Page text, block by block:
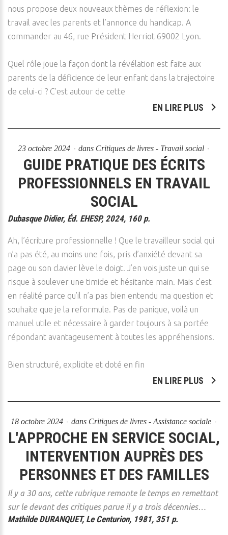
nous propose deux nouveaux thèmes de réflexion: le
travail avec les parents et l’annonce du handicap. A
commander au 46, rue Président Herriot 69002 Lyon.
Quel rôle joue la façon dont la révélation est faite aux
parents de la déficience de leur enfant dans la trajectoire
de celui-ci ? C’est autour de cette
EN LIRE PLUS
23 octobre 2024 dans Critiques de livres - Travail social
GUIDE PRATIQUE DES ÉCRITS
PROFESSIONNELS EN TRAVAIL
SOCIAL
Dubasque Didier, Éd. EHESP, 2024, 160 p.
Ah, l’écriture professionnelle ! Que le travailleur social qui
n’a pas été, au moins une fois, pris d’anxiété devant sa
page ou son clavier lève le doigt. J’en vois juste un qui se
risque à soulever une timide et hésitante main. Mais c’est
en réalité parce qu’il n’a pas bien entendu ma question et
souhaite que je la reformule. Pas de panique, voilà un
manuel utile et nécessaire à garder toujours à sa portée
répondant avantageusement à toutes les appréhensions.
Bien structuré, explicite et doté en fin
EN LIRE PLUS
18 octobre 2024 dans Critiques de livres - Assistance sociale
L'APPROCHE EN SERVICE SOCIAL,
INTERVENTION AUPRÈS DES
PERSONNES ET DES FAMILLES
Il y a 30 ans, cette rubrique remonte le temps en remettant
sur le devant des critiques parue il y a trois décennies…
Mathilde DURANQUET, Le Centurion, 1981, 351 p.